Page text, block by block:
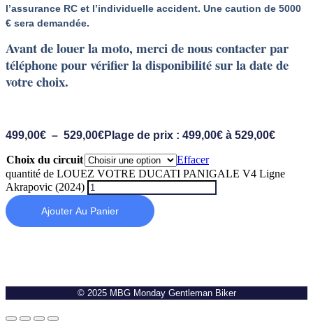
l’assurance RC et l’individuelle accident. Une caution de 5000
€ sera demandée.
Avant de louer la moto, merci de nous contacter par
téléphone pour vérifier la disponibilité sur la date de
votre choix.
499,00€ – 529,00€Plage de prix : 499,00€ à 529,00€
Choix du circuit
Effacer
quantité de LOUEZ VOTRE DUCATI PANIGALE V4 Ligne
Akrapovic (2024)
Ajouter Au Panier
© 2025 MBG Monday Gentleman Biker